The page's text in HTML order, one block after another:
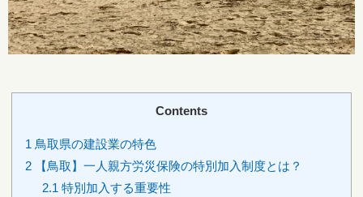
Contents
1 鳥取県の建設業の特色
2 【鳥取】一人親方労災保険の特別加入制度とは？
2.1 特別加入する重要性